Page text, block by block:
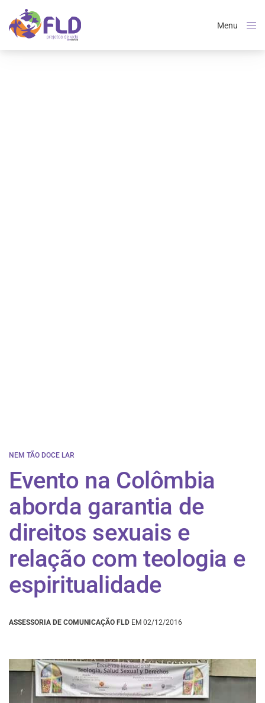
Menu
NEM TÃO DOCE LAR
Evento na Colômbia
aborda garantia de
direitos sexuais e
relação com teologia e
espiritualidade
ASSESSORIA DE COMUNICAÇÃO FLD EM 02/12/2016